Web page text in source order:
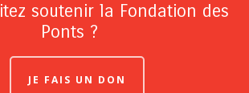
soutenir la Fondation des
Ponts ?
JE FAIS UN DON